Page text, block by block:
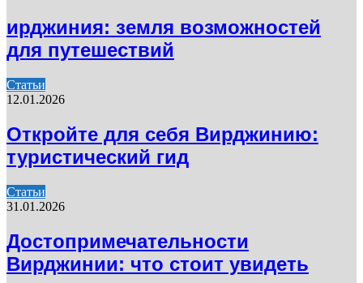
ирджиния: земля возможностей
для путешествий
Статьи
12.01.2026
Откройте для себя Вирджинию:
туристический гид
Статьи
31.01.2026
Достопримечательности
Вирджинии: что стоит увидеть